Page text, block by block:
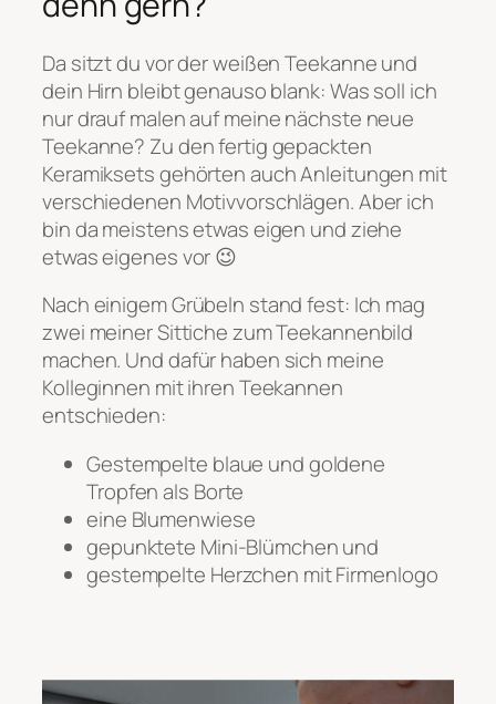
Da sitzt du vor der weißen Teekanne und
dein Hirn bleibt genauso blank: Was soll ich
nur drauf malen auf meine nächste neue
Teekanne? Zu den fertig gepackten
Keramiksets gehörten auch Anleitungen mit
verschiedenen Motivvorschlägen. Aber ich
bin da meistens etwas eigen und ziehe
etwas eigenes vor 😉
Nach einigem Grübeln stand fest: Ich mag
zwei meiner Sittiche zum Teekannenbild
machen. Und dafür haben sich meine
Kolleginnen mit ihren Teekannen
entschieden:
Gestempelte blaue und goldene
Tropfen als Borte
eine Blumenwiese
gepunktete Mini-Blümchen und
gestempelte Herzchen mit Firmenlogo